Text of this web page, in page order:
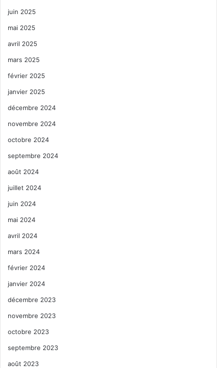
juin 2025
mai 2025
avril 2025
mars 2025
février 2025
janvier 2025
décembre 2024
novembre 2024
octobre 2024
septembre 2024
août 2024
juillet 2024
juin 2024
mai 2024
avril 2024
mars 2024
février 2024
janvier 2024
décembre 2023
novembre 2023
octobre 2023
septembre 2023
août 2023